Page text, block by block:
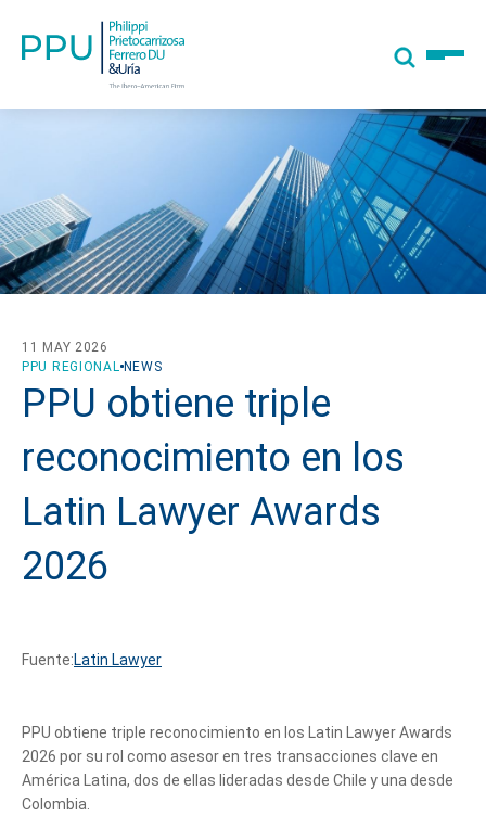
PPU REGIONAL NEWS
11 MAY 2026
PPU obtiene triple
reconocimiento en los
Latin Lawyer Awards
2026
Fuente:Latin Lawyer
PPU obtiene triple reconocimiento en los Latin Lawyer Awards
2026 por su rol como asesor en tres transacciones clave en
América Latina, dos de ellas lideradas desde Chile y una desde
Colombia.